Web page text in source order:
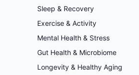
Sleep & Recovery
Exercise & Activity
Mental Health & Stress
Gut Health & Microbiome
Longevity & Healthy Aging